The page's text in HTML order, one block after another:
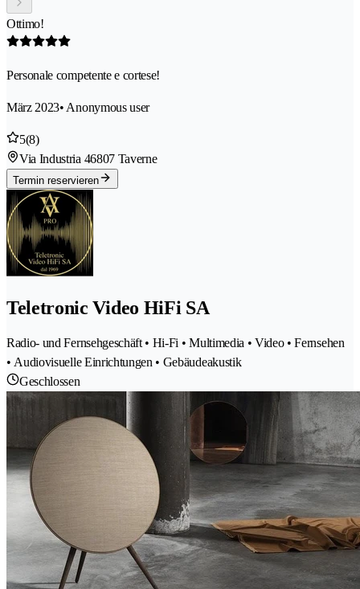
Ottimo!
Personale competente e cortese!
März 2023• Anonymous user
5(8)
Via Industria 46807 Taverne
Termin reservieren
Teletronic Video HiFi SA
Radio- und Fernsehgeschäft • Hi-Fi • Multimedia • Video • Fernsehen
• Audiovisuelle Einrichtungen • Gebäudeakustik
Geschlossen